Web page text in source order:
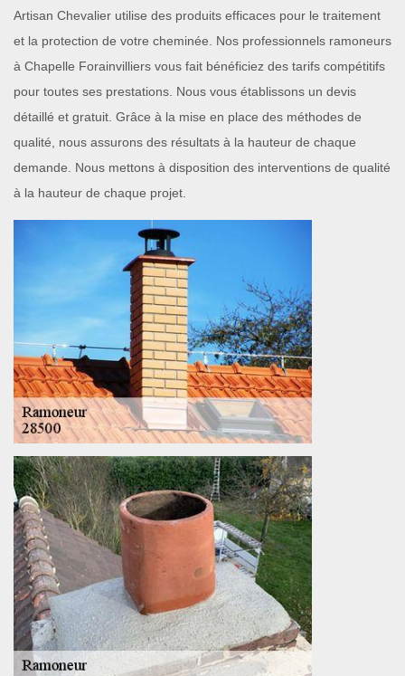
Artisan Chevalier utilise des produits efficaces pour le traitement
et la protection de votre cheminée. Nos professionnels ramoneurs
à Chapelle Forainvilliers vous fait bénéficiez des tarifs compétitifs
pour toutes ses prestations. Nous vous établissons un devis
détaillé et gratuit. Grâce à la mise en place des méthodes de
qualité, nous assurons des résultats à la hauteur de chaque
demande. Nous mettons à disposition des interventions de qualité
à la hauteur de chaque projet.